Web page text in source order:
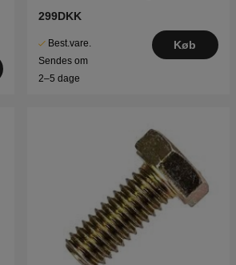
299DKK
Best.vare.
Sendes om
2–5 dage
Køb